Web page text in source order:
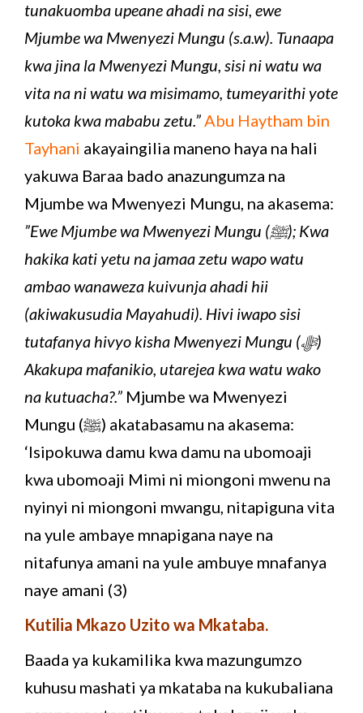
tunakuomba upeane ahadi na sisi, ewe
Mjumbe wa Mwenyezi Mungu (s.a.w). Tunaapa
kwa jina la Mwenyezi Mungu, sisi ni watu wa
vita na ni watu wa misimamo, tumeyarithi yote
kutoka kwa mababu zetu.” Abu Haytham bin
Tayhani akayaingilia maneno haya na hali
yakuwa Baraa bado anazungumza na
Mjumbe wa Mwenyezi Mungu, na akasema:
”Ewe Mjumbe wa Mwenyezi Mungu (ﷺ); Kwa
hakika kati yetu na jamaa zetu wapo watu
ambao wanaweza kuivunja ahadi hii
(akiwakusudia Mayahudi). Hivi iwapo sisi
tutafanya hivyo kisha Mwenyezi Mungu (ﷻ)
Akakupa mafanikio, utarejea kwa watu wako
na kutuacha?.” Mjumbe wa Mwenyezi
Mungu (ﷺ) akatabasamu na akasema:
‘Isipokuwa damu kwa damu na ubomoaji
kwa ubomoaji Mimi ni miongoni mwenu na
nyinyi ni miongoni mwangu, nitapiguna vita
na yule ambaye mnapigana naye na
nitafunya amani na yule ambuye mnafanya
naye amani (3)
Kutilia Mkazo Uzito wa Mkataba.
Baada ya kukamilika kwa mazungumzo
kuhusu mashati ya mkataba na kukubaliana